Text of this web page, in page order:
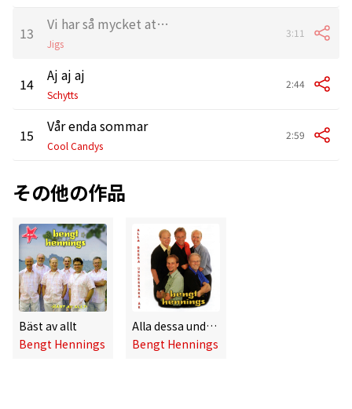
13 Vi har så mycket att säga varandra
Jigs
3:11
14 Aj aj aj
Schytts
2:44
15 Vår enda sommar
Cool Candys
2:59
その他の作品
Bäst av allt
Bengt Hennings
Alla dessa underbara år
Bengt Hennings